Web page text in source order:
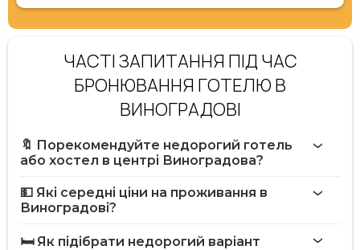
ЧАСТІ ЗАПИТАННЯ ПІД ЧАС
БРОНЮВАННЯ ГОТЕЛЮ В
ВИНОГРАДОВІ
🔖 Порекомендуйте недорогий готель
або хостел в центрі Виноградова?
💵 Які середні ціни на проживання в
Виноградові?
🛏️ Як підібрати недорогий варіант